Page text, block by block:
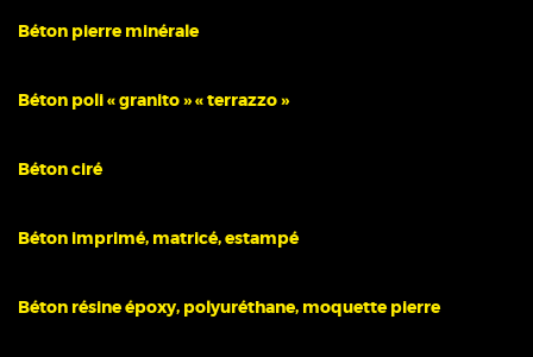
Béton pierre minérale
Béton poli « granito » « terrazzo »
Béton ciré
Béton imprimé, matricé, estampé
Béton résine époxy, polyuréthane, moquette pierre